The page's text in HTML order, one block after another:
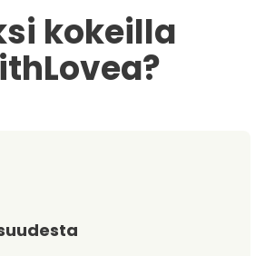
kokeilla